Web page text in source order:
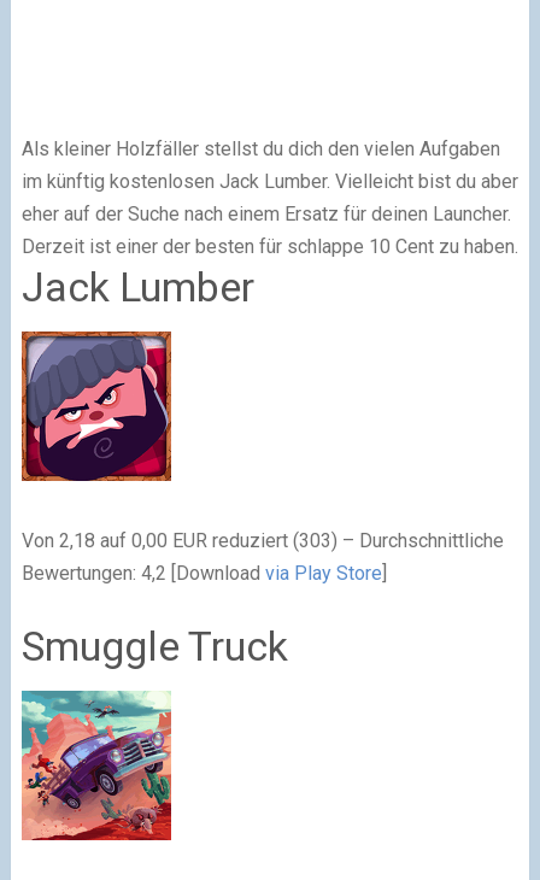
Als kleiner Holzfäller stellst du dich den vielen Aufgaben
im künftig kostenlosen Jack Lumber. Vielleicht bist du aber
eher auf der Suche nach einem Ersatz für deinen Launcher.
Derzeit ist einer der besten für schlappe 10 Cent zu haben.
Jack Lumber
Von 2,18 auf 0,00 EUR reduziert (303) – Durchschnittliche
Bewertungen: 4,2 [Download via Play Store]
Smuggle Truck